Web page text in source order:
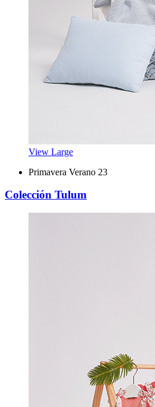
View Large
Primavera Verano 23
Colección Tulum